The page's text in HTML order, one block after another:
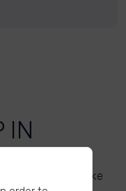
IN
others to take